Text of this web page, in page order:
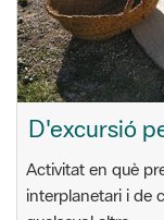
D'excursió
Activitat en què
interplanetari i de